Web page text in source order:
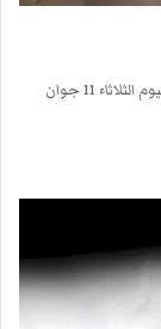
تونس _ الرأي الجديد أكد المتحدث باسم الحماية المدنية، اليوم الثلاثاء 11 جوان